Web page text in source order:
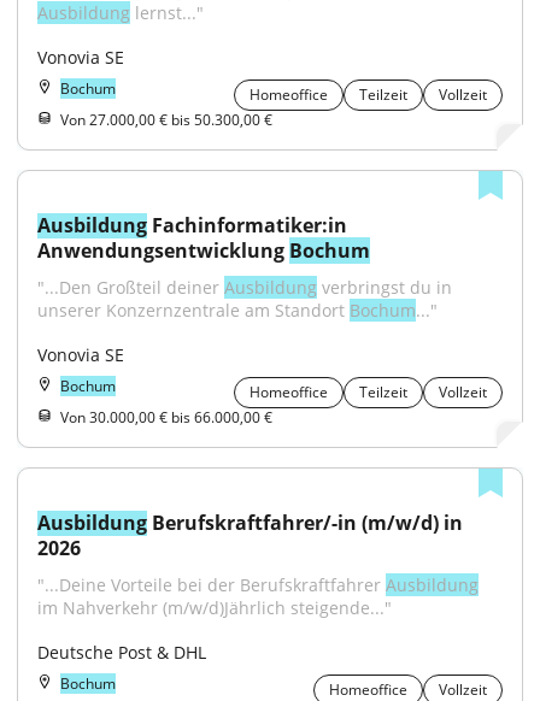
Ausbildung lernst..."
Vonovia SE
Bochum Homeoffice Teilzeit
Vollzeit
Von 27.000,00 € bis 50.300,00 €
Ausbildung Fachinformatiker:in
Anwendungsentwicklung Bochum
"...Den Großteil deiner Ausbildung verbringst du in
unserer Konzernzentrale am Standort Bochum..."
Vonovia SE
Bochum Homeoffice Teilzeit
Vollzeit
Von 30.000,00 € bis 66.000,00 €
Ausbildung Berufskraftfahrer/-in (m/w/d) in
2026
"...Deine Vorteile bei der Berufskraftfahrer Ausbildung
im Nahverkehr (m/w/d)Jährlich steigende..."
Deutsche Post & DHL
Bochum Homeoffice Vollzeit